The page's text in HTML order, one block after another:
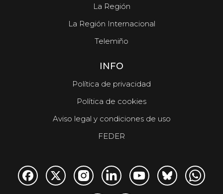
La Región
La Región Internacional
Telemiño
INFO
Política de privacidad
Política de cookies
Aviso legal y condiciones de uso
FEDER